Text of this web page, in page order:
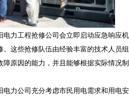
力工程抢修公司会立即启动应急响应机
这些抢修队伍由经验丰富的技术人员组
原因的能力，并且能够根据实际情况制
力公司充分考虑市民用电需求和用电安